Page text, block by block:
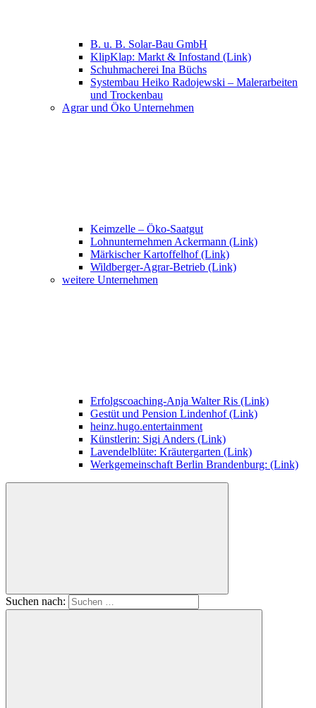
B. u. B. Solar-Bau GmbH
KlipKlap: Markt & Infostand (Link)
Schuhmacherei Ina Büchs
Systembau Heiko Radojewski – Malerarbeiten
und Trockenbau
Agrar und Öko Unternehmen
Keimzelle – Öko-Saatgut
Lohnunternehmen Ackermann (Link)
Märkischer Kartoffelhof (Link)
Wildberger-Agrar-Betrieb (Link)
weitere Unternehmen
Erfolgscoaching-Anja Walter Ris (Link)
Gestüt und Pension Lindenhof (Link)
heinz.hugo.entertainment
Künstlerin: Sigi Anders (Link)
Lavendelblüte: Kräutergarten (Link)
Werkgemeinschaft Berlin Brandenburg: (Link)
Suchen nach: